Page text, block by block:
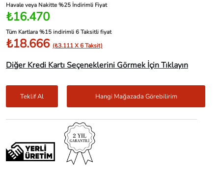
Havale veya Nakitte %25 İndirimli Fiyat
₺16.470
Tüm Kartlara %15 indirimli 6 Taksitli fiyat
₺18.666 (₺3.111 X 6 Taksit)
Diğer Kredi Kartı Seçeneklerini Görmek İçin Tıklayın
Teklif Al Hangi Mağazada Görebilirim